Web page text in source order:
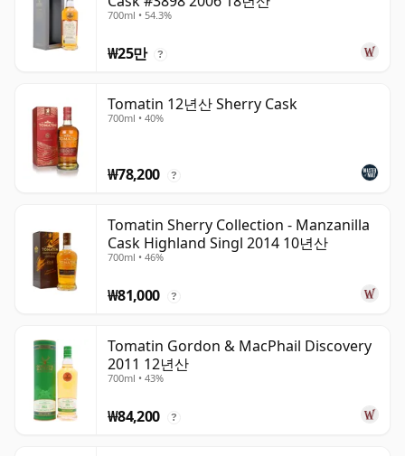
700ml • 54.3%
₩25만 ?
Tomatin 12년산 Sherry Cask
700ml • 40%
₩78,200 ?
Tomatin Sherry Collection - Manzanilla
Cask Highland Singl 2014 10년산
700ml • 46%
₩81,000 ?
Tomatin Gordon & MacPhail Discovery
2011 12년산
700ml • 43%
₩84,200 ?